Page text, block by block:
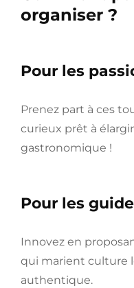
organiser ?
Pour les
Prenez part à ces
curieux prêt à
gastronomique !
Pour les
Innovez en
qui marient culture
authentique.